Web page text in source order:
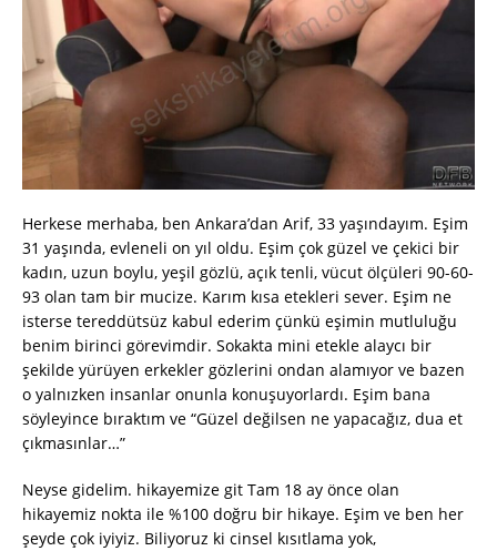
Herkese merhaba, ben Ankara’dan Arif, 33 yaşındayım. Eşim
31 yaşında, evleneli on yıl oldu. Eşim çok güzel ve çekici bir
kadın, uzun boylu, yeşil gözlü, açık tenli, vücut ölçüleri 90-60-
93 olan tam bir mucize. Karım kısa etekleri sever. Eşim ne
isterse tereddütsüz kabul ederim çünkü eşimin mutluluğu
benim birinci görevimdir. Sokakta mini etekle alaycı bir
şekilde yürüyen erkekler gözlerini ondan alamıyor ve bazen
o yalnızken insanlar onunla konuşuyorlardı. Eşim bana
söyleyince bıraktım ve “Güzel değilsen ne yapacağız, dua et
çıkmasınlar…”
Neyse gidelim. hikayemize git Tam 18 ay önce olan
hikayemiz nokta ile %100 doğru bir hikaye. Eşim ve ben her
şeyde çok iyiyiz. Biliyoruz ki cinsel kısıtlama yok,